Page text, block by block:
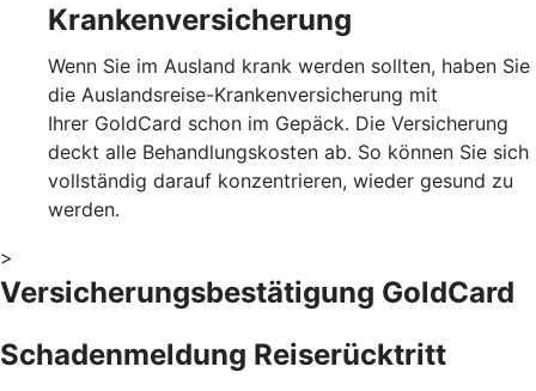
Krankenversicherung
Wenn Sie im Ausland krank werden sollten, haben Sie
die Auslandsreise-Krankenversicherung mit
Ihrer GoldCard schon im Gepäck. Die Versicherung
deckt alle Behandlungskosten ab. So können Sie sich
vollständig darauf konzentrieren, wieder gesund zu
werden.
>
Versicherungsbestätigung GoldCard
Schadenmeldung Reiserücktritt